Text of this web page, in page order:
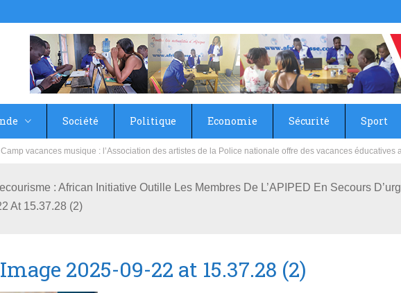
Société Politique Economie Sécurité Sport
fédération de la Russie rénove les écoles primaire et collège du Camp Général Aboubacar Sangoulé
: African Initiative Outille Les Membres De L’APIPED En Secours
At 15.37.28 (2)
2025-09-22 at 15.37.28 (2)